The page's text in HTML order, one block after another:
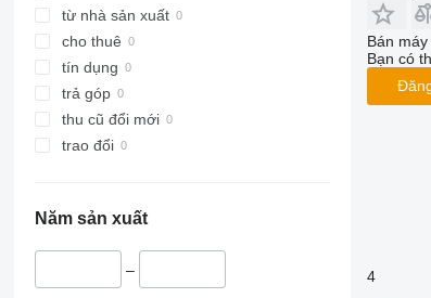
từ nhà sản xuất
cho thuê
tín dụng
trả góp
thu cũ đổi mới
trao đổi
Năm sản xuất
–
Bán
Bạn có
4